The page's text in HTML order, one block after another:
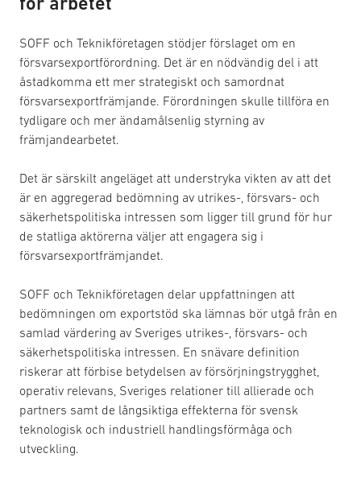
SOFF och Teknikföretagen stödjer förslaget om en
försvarsexportförordning. Det är en nödvändig del i att
åstadkomma ett mer strategiskt och samordnat
försvarsexportfrämjande. Förordningen skulle tillföra en
tydligare och mer ändamålsenlig styrning av
främjandearbetet.
Det är särskilt angeläget att understryka vikten av att det
är en aggregerad bedömning av utrikes-, försvars- och
säkerhetspolitiska intressen som ligger till grund för hur
de statliga aktörerna väljer att engagera sig i
försvarsexportfrämjandet.
SOFF och Teknikföretagen delar uppfattningen att
bedömningen om exportstöd ska lämnas bör utgå från en
samlad värdering av Sveriges utrikes-, försvars- och
säkerhetspolitiska intressen. En snävare definition
riskerar att förbise betydelsen av försörjningstrygghet,
operativ relevans, Sveriges relationer till allierade och
partners samt de långsiktiga effekterna för svensk
teknologisk och industriell handlingsförmåga och
utveckling.